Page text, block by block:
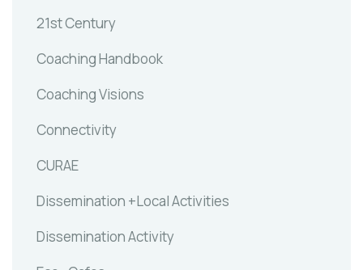
21st Century
Coaching Handbook
Coaching Visions
Connectivity
CURAE
Dissemination +Local Activities
Dissemination Activity